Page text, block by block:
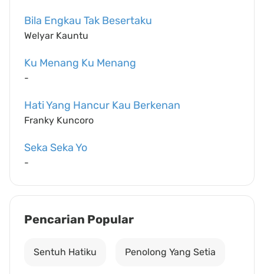
Bila Engkau Tak Besertaku
Welyar Kauntu
Ku Menang Ku Menang
-
Hati Yang Hancur Kau Berkenan
Franky Kuncoro
Seka Seka Yo
-
Pencarian Popular
Sentuh Hatiku Penolong Yang Setia